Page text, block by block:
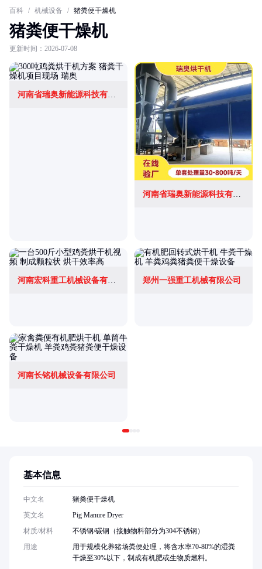
百科 / 机械设备 / 猪粪便干燥机
猪粪便干燥机
更新时间：2026-07-08
河南省瑞奥新能源科技有限公司
河南省瑞奥新能源科技有限公司
郑州一强重工机械有限公司
河南长铭机械设备有限公司
基本信息
中文名
猪粪便干燥机
英文名
Pig Manure Dryer
材质/材料
不锈钢/碳钢（接触物料部分为304不锈钢）
用途
用于规模化养猪场粪便处理，将含水率70-80%的湿粪
干燥至30%以下，制成有机肥或生物质燃料。